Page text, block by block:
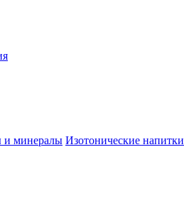
минералы Изотонические напитки